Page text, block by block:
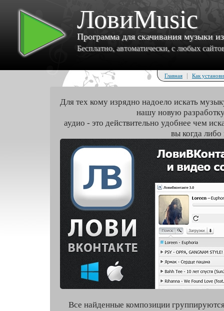
ЛовиMusic
Программа для скачивания музыки
Бесплатно, автоматически, с любых
Главная | Как
Для тех кому изрядно надоело искать
нашу новую
аудио - это действительно удобнее чем
вы когда либо
Все найденные композиции